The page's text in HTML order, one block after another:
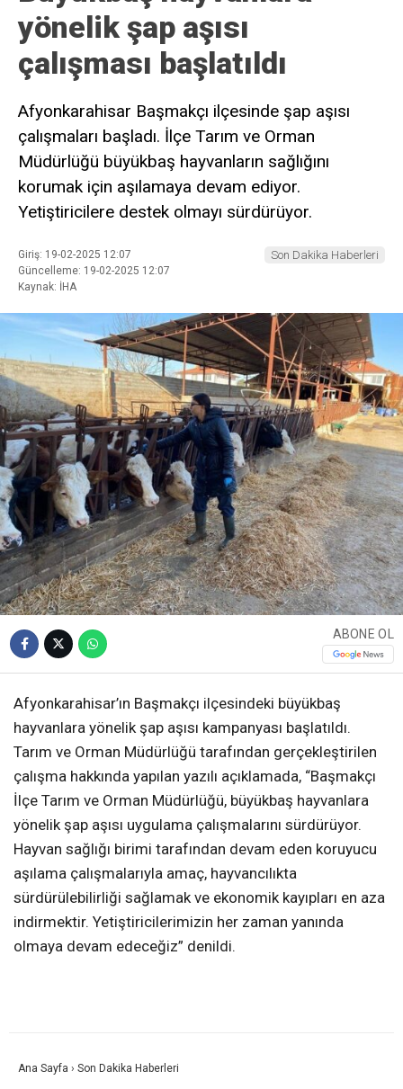
yönelik şap aşısı
çalışması başlatıldı
Afyonkarahisar Başmakçı ilçesinde şap aşısı
çalışmaları başladı. İlçe Tarım ve Orman
Müdürlüğü büyükbaş hayvanların sağlığını
korumak için aşılamaya devam ediyor.
Yetiştiricilere destek olmayı sürdürüyor.
Giriş: 19-02-2025 12:07
Güncelleme: 19-02-2025 12:07
Kaynak: İHA
Son Dakika Haberleri
ABONE OL
Afyonkarahisar’ın Başmakçı ilçesindeki büyükbaş
hayvanlara yönelik şap aşısı kampanyası başlatıldı.
Tarım ve Orman Müdürlüğü tarafından gerçekleştirilen
çalışma hakkında yapılan yazılı açıklamada, “Başmakçı
İlçe Tarım ve Orman Müdürlüğü, büyükbaş hayvanlara
yönelik şap aşısı uygulama çalışmalarını sürdürüyor.
Hayvan sağlığı birimi tarafından devam eden koruyucu
aşılama çalışmalarıyla amaç, hayvancılıkta
sürdürülebilirliği sağlamak ve ekonomik kayıpları en aza
indirmektir. Yetiştiricilerimizin her zaman yanında
olmaya devam edeceğiz” denildi.
Ana Sayfa › Son Dakika Haberleri